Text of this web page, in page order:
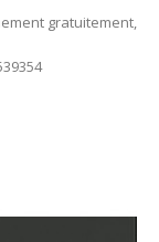
gratuitement,